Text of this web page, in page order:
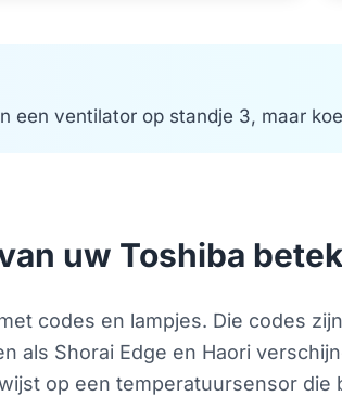
een ventilator op standje 3, maar
uw Toshiba
codes en lampjes. Die codes
als Shorai Edge en Haori
op een temperatuursensor